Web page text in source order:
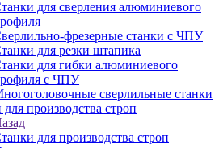
для сверления алюминиевого
фрезерные станки с ЧПУ
для резки штапика
для гибки алюминиевого
с ЧПУ
сверлильные станки
производства строп
для производства строп